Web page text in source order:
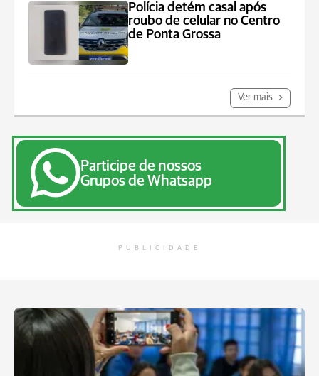
Polícia detém casal após
roubo de celular no Centro
de Ponta Grossa
Ver mais
Participe de nossos
Grupos de Whatsapp
PUBLICIDADE